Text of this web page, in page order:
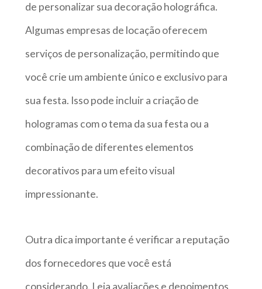
de personalizar sua decoração holográfica.
Algumas empresas de locação oferecem
serviços de personalização, permitindo que
você crie um ambiente único e exclusivo para
sua festa. Isso pode incluir a criação de
hologramas com o tema da sua festa ou a
combinação de diferentes elementos
decorativos para um efeito visual
impressionante.
Outra dica importante é verificar a reputação
dos fornecedores que você está
considerando. Leia avaliações e depoimentos